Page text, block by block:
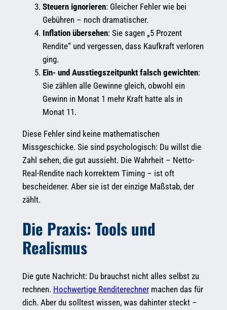
Steuern ignorieren: Gleicher Fehler wie bei
Gebühren – noch dramatischer.
Inflation übersehen: Sie sagen „5 Prozent
Rendite“ und vergessen, dass Kaufkraft verloren
ging.
Ein- und Ausstiegszeitpunkt falsch gewichten:
Sie zählen alle Gewinne gleich, obwohl ein
Gewinn in Monat 1 mehr Kraft hatte als in
Monat 11.
Diese Fehler sind keine mathematischen
Missgeschicke. Sie sind psychologisch: Du willst die
Zahl sehen, die gut aussieht. Die Wahrheit – Netto-
Real-Rendite nach korrektem Timing – ist oft
bescheidener. Aber sie ist der einzige Maßstab, der
zählt.
Die Praxis: Tools und
Realismus
Die gute Nachricht: Du brauchst nicht alles selbst zu
rechnen. Hochwertige Renditerechnermachen das für
dich. Aber du solltest wissen, was dahinter steckt –